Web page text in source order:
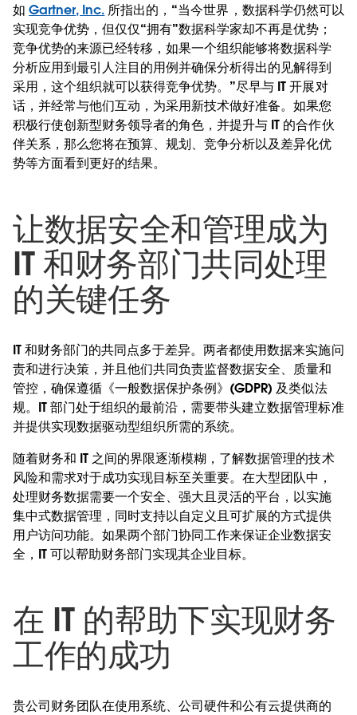
如Gartner, Inc. 所指出的，“当今世界，数据科学仍然可以
实现竞争优势，但仅仅“拥有”数据科学家却不再是优势；
竞争优势的来源已经转移，如果一个组织能够将数据科学
分析应用到最引人注目的用例并确保分析得出的见解得到
采用，这个组织就可以获得竞争优势。”尽早与 IT 开展对
话，并经常与他们互动，为采用新技术做好准备。如果您
积极行使创新型财务领导者的角色，并提升与 IT 的合作伙
伴关系，那么您将在预算、规划、竞争分析以及差异化优
势等方面看到更好的结果。
让数据安全和管理成为
IT 和财务部门共同处理
的关键任务
IT 和财务部门的共同点多于差异。两者都使用数据来实施问
责和进行决策，并且他们共同负责监督数据安全、质量和
管控，确保遵循《一般数据保护条例》(GDPR) 及类似法
规。IT 部门处于组织的最前沿，需要带头建立数据管理标准
并提供实现数据驱动型组织所需的系统。
随着财务和 IT 之间的界限逐渐模糊，了解数据管理的技术
风险和需求对于成功实现目标至关重要。在大型团队中，
处理财务数据需要一个安全、强大且灵活的平台，以实施
集中式数据管理，同时支持以自定义且可扩展的方式提供
用户访问功能。如果两个部门协同工作来保证企业数据安
全，IT 可以帮助财务部门实现其企业目标。
在 IT 的帮助下实现财务
工作的成功
贵公司财务团队在使用系统、公司硬件和公有云提供商的